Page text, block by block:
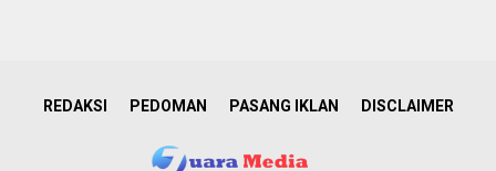
REDAKSI PEDOMAN PASANG IKLAN DISCLAIMER